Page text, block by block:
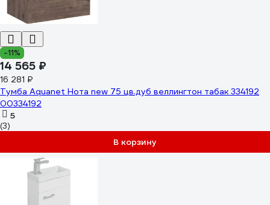
-11%
14 565 ₽
16 281 ₽
Тумба Aquanet Нота new 75 цв.дуб веллингтон табак 334192
00334192
5
(3)
В корзину